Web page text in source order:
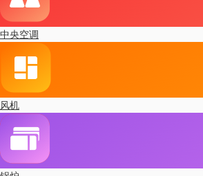
中央空调
风机